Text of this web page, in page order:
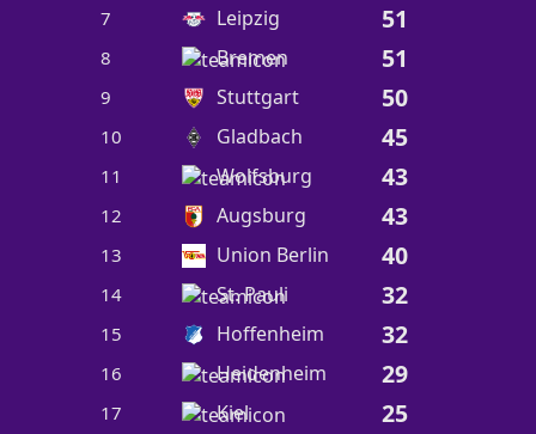
7 Leipzig 51
8 Bremen 51
9 Stuttgart 50
10 Gladbach 45
11 Wolfsburg 43
12 Augsburg 43
13 Union Berlin 40
14 St. Pauli 32
15 Hoffenheim 32
16 Heidenheim 29
17 Kiel 25